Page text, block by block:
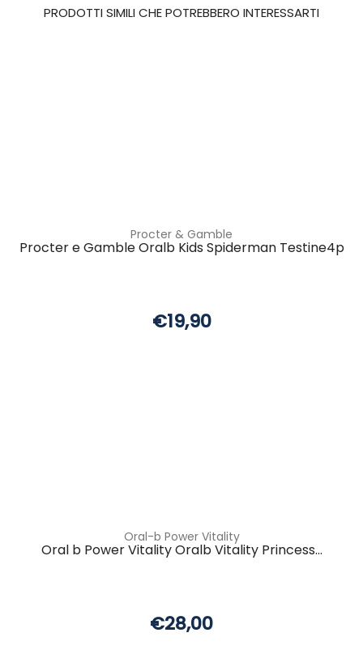
PRODOTTI SIMILI CHE POTREBBERO INTERESSARTI
Procter & Gamble
Procter e Gamble Oralb Kids Spiderman Testine4p
€19,90
Oral-b Power Vitality
Oral b Power Vitality Oralb Vitality Princess...
€28,00